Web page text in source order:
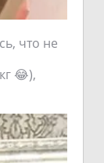
что не
😂),